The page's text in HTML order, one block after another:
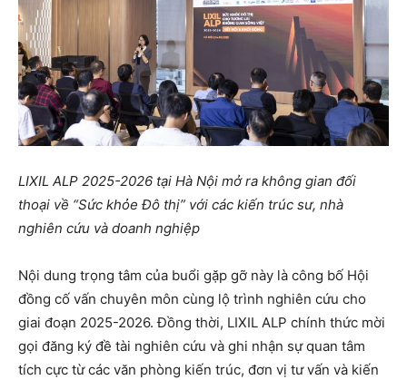
LIXIL ALP 2025-2026 tại Hà Nội mở ra không gian đối
thoại về “Sức khỏe Đô thị” với các kiến trúc sư, nhà
nghiên cứu và doanh nghiệp
Nội dung trọng tâm của buổi gặp gỡ này là công bố Hội
đồng cố vấn chuyên môn cùng lộ trình nghiên cứu cho
giai đoạn 2025-2026. Đồng thời, LIXIL ALP chính thức mời
gọi đăng ký đề tài nghiên cứu và ghi nhận sự quan tâm
tích cực từ các văn phòng kiến trúc, đơn vị tư vấn và kiến